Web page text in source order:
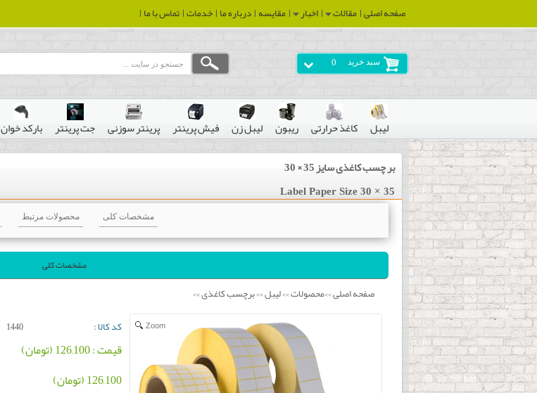
صفحه اصلی مقالات اخبار مقایسه درباره ما خدمات تماس با ما
سبد خرید 0
لیبل کاغذ حرارتی ریبون لیبل زن فیش پرینتر پرینتر سوزنی جت پرینتر بارکد خوان
بر چسب کاغذی سایز 35 × 30
Label Paper Size 30 × 35
مشخصات کلی محصولات مرتبط
مشخصات کلی
صفحه اصلی>>محصولات>>لیبل>>برچسب کاغذی>>
Zoom کد کالا : 1440
قیمت : 126,100 (تومان)
126,100 (تومان)